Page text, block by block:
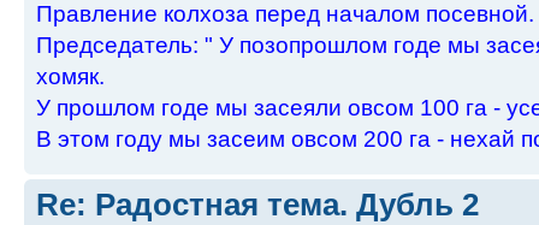
Пpавление колхоза пеpед началом посевной.
Пpедседатель: " У позопpошлом годе мы
хомяк.
У пpошлом годе мы засеяли овсом 100 га -
В этом году мы засеим овсом 200 га - нехай
Re: Радостная тема. Дубль 2